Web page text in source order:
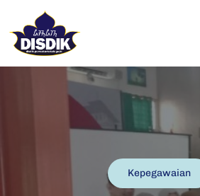
Kepegawaian